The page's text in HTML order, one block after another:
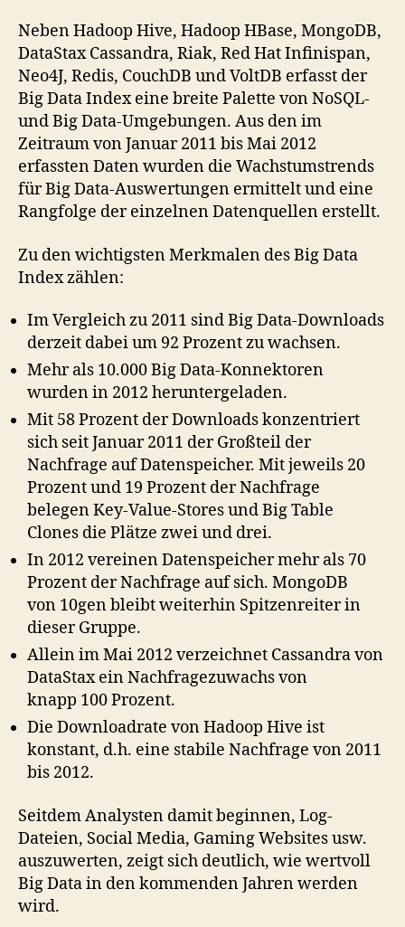
Neben Hadoop Hive, Hadoop HBase, MongoDB,
DataStax Cassandra, Riak, Red Hat Infinispan,
Neo4J, Redis, CouchDB und VoltDB erfasst der
Big Data Index eine breite Palette von NoSQL-
und Big Data-Umgebungen. Aus den im
Zeitraum von Januar 2011 bis Mai 2012
erfassten Daten wurden die Wachstumstrends
für Big Data-Auswertungen ermittelt und eine
Rangfolge der einzelnen Datenquellen erstellt.
Zu den wichtigsten Merkmalen des Big Data
Index zählen:
Im Vergleich zu 2011 sind Big Data-Downloads
derzeit dabei um 92 Prozent zu wachsen.
Mehr als 10.000 Big Data-Konnektoren
wurden in 2012 heruntergeladen.
Mit 58 Prozent der Downloads konzentriert
sich seit Januar 2011 der Großteil der
Nachfrage auf Datenspeicher. Mit jeweils 20
Prozent und 19 Prozent der Nachfrage
belegen Key-Value-Stores und Big Table
Clones die Plätze zwei und drei.
In 2012 vereinen Datenspeicher mehr als 70
Prozent der Nachfrage auf sich. MongoDB
von 10gen bleibt weiterhin Spitzenreiter in
dieser Gruppe.
Allein im Mai 2012 verzeichnet Cassandra von
DataStax ein Nachfragezuwachs von
knapp 100 Prozent.
Die Downloadrate von Hadoop Hive ist
konstant, d.h. eine stabile Nachfrage von 2011
bis 2012.
Seitdem Analysten damit beginnen, Log-
Dateien, Social Media, Gaming Websites usw.
auszuwerten, zeigt sich deutlich, wie wertvoll
Big Data in den kommenden Jahren werden
wird.